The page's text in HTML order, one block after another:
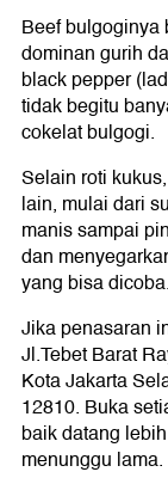
Beef
dominan gurih
black pepper
tidak begitu
cokelat bulgogi.
Selain roti
lain, mulai dari
manis sampai
dan
yang bisa dicoba.
Jika penasaran
Jl.Tebet Barat
Kota Jakarta
12810. Buka
baik datang
menunggu lama.